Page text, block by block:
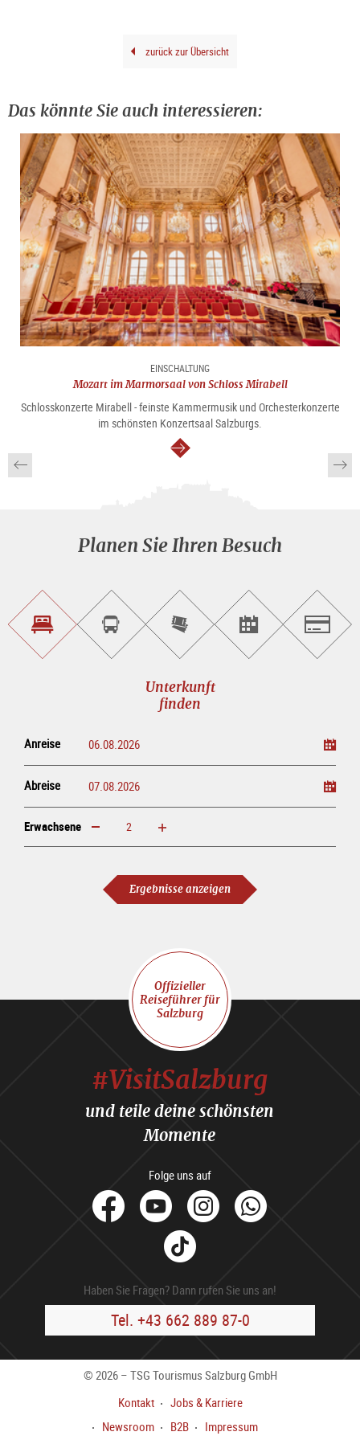
zurück zur Übersicht
Das könnte Sie auch interessieren:
EINSCHALTUNG
Mozart im Marmorsaal von Schloss Mirabell
Schlosskonzerte Mirabell - feinste Kammermusik und Orchesterkonzerte
im schönsten Konzertsaal Salzburgs.
weiter
Planen Sie Ihren Besuch
Unterkunft<br>findenSightseeing<br>Tour
buchen
Tickets
online<br>kaufen
Events<br>finden
Unterkunft
finden
Anreise
Abreise
Erwachsene erhöhen verringern
Ergebnisse anzeigen
Offizieller
Reiseführer für
Salzburg
#VisitSalzburg
und teile deine schönsten
Momente
Folge uns auf
facebook
YoutubeInstagram
Tik
Tok
Haben Sie Fragen? Dann rufen Sie uns an!
Tel. +43 662 889 87-0
© 2026 – TSG Tourismus Salzburg GmbH
Kontakt
Jobs & Karriere
Newsroom
B2B Impressum